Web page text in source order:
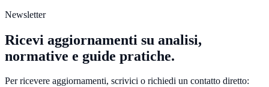
Newsletter
Ricevi aggiornamenti su analisi,
normative e guide pratiche.
Per ricevere aggiornamenti, scrivici o richiedi un contatto diretto: